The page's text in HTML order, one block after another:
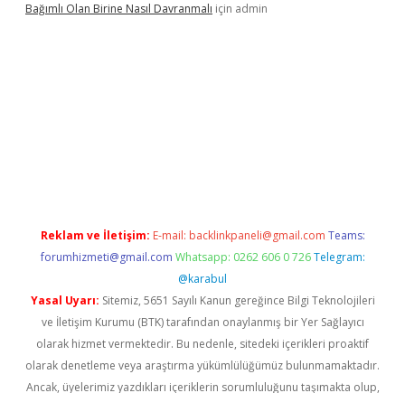
Bağımlı Olan Birine Nasıl Davranmalı için admin
Reklam ve İletişim: E-mail: backlinkpaneli@gmail.com Teams:
forumhizmeti@gmail.com Whatsapp: 0262 606 0 726 Telegram:
@karabul
Yasal Uyarı: Sitemiz, 5651 Sayılı Kanun gereğince Bilgi Teknolojileri
ve İletişim Kurumu (BTK) tarafından onaylanmış bir Yer Sağlayıcı
olarak hizmet vermektedir. Bu nedenle, sitedeki içerikleri proaktif
olarak denetleme veya araştırma yükümlülüğümüz bulunmamaktadır.
Ancak, üyelerimiz yazdıkları içeriklerin sorumluluğunu taşımakta olup,